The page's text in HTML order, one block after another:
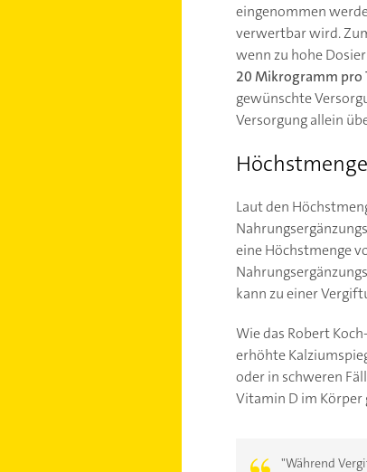
eingenommen
verwertbar wird.
wenn zu hohe
20 Mikrogramm pro
gewünschte
Versorgung allein
Laut den
eine Höchstmenge
kann zu einer
Wie das Robert
erhöhte
oder in schweren
Vitamin D im Körper
"Während